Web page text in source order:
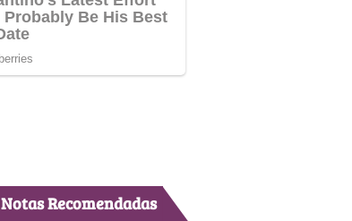
Notas Recomendadas